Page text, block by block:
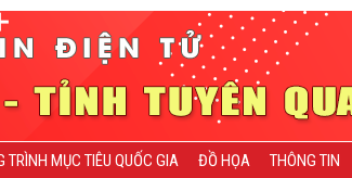
TRÌNH MỤC TIÊU QUỐC GIA ĐỒ HỌA THÔNG TIN